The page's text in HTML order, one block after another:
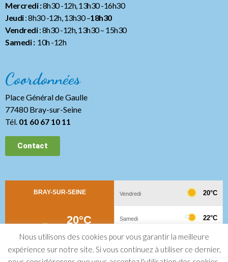
Mercredi :8h30 -12h, 13h30 -16h30
Jeudi: 8h30 -12h, 13h30 –18h30
Vendredi: 8h30 -12h, 13h30– 15h30
Samedi :10h -12h
Coordonnées
Place Général de Gaulle
77480 Bray-sur-Seine
Tél. 01 60 67 10 11
Contact
Nous utilisons des cookies pour vous garantir la meilleure
expérience sur notre site. Si vous continuez à utiliser ce dernier,